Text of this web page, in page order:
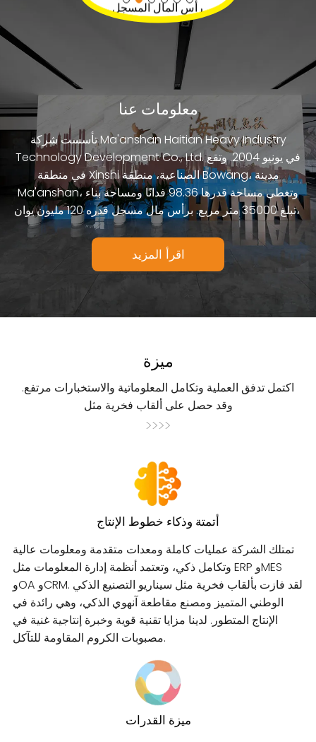
ذراع الخلط لمصنع خلط الخرسانة
اقرأ المزيد
الكرة مطحنة الفحم
اقرأ المزيد
لوحة بطانة مقاومة للتآكل قوية
اقرأ المزيد
معلومات عنا
تأسست شركة Ma'anshan Haitian Heavy Industry
Technology Development Co., Ltd. في يونيو 2004. وتقع
في منطقة Xinshi الصناعية، منطقة Bowang، مدينة
Ma'anshan، وتغطي مساحة قدرها 98.36 فدانًا ومساحة بناء
تبلغ 35000 متر مربع. برأس مال مسجل قدره 120 مليون يوان،
اقرأ المزيد
موظفين
ميزة
اكتمل تدفق العملية وتكامل المعلوماتية والاستخبارات مرتفع.
وقد حصل على ألقاب فخرية مثل
>>>>
أتمتة وذكاء خطوط الإنتاج
تمتلك الشركة عمليات كاملة ومعدات متقدمة ومعلومات عالية
وتكامل ذكي، وتعتمد أنظمة إدارة المعلومات مثل ERP وMES
وOA وCRM. لقد فازت بألقاب فخرية مثل سيناريو التصنيع الذكي
الوطني المتميز ومصنع مقاطعة آنهوي الذكي، وهي رائدة في
الإنتاج المتطور. لدينا مزايا تقنية قوية وخبرة إنتاجية غنية في
مصبوبات الكروم المقاومة للتآكل.
ميزة القدرات